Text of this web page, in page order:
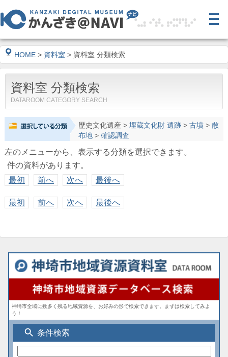
HOME > 資料室 > 資料室 分類検索
資料室 分類検索
DATAROOM CATEGORY SEARCH
歴史文化遺産> 埋蔵文化財 遺跡> 古墳> 散
布地> 確認調査
左のメニューから、表示する分類を選択できます。
件の資料があります。
最初
前へ 次へ 最後へ
最初 前へ 次へ 最後へ
神埼市全域に数多く残る地域資源を、お好みの形で検索できます。まずは検索してみよ
う！
search 条件検索